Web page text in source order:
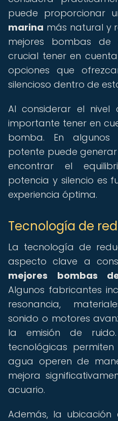
puede proporcionar
marina más natural y
mejores bombas de
crucial tener en
opciones que
silencioso dentro de
Al considerar el nivel
importante tener en
bomba. En
potente puede
encontrar el
potencia y silencio es
experiencia óptima.
Tecnología de
La tecnología de
aspecto clave a
mejores bombas
Algunos fabricantes
resonancia,
sonido o motores
la emisión de ruido.
tecnológicas
agua operen de
mejora
acuario.
Además, la